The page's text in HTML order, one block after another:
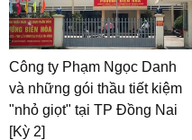
Công ty Phạm Ngọc Danh
và những gói thầu tiết kiệm
"nhỏ giọt" tại TP Đồng Nai
[Kỳ 2]